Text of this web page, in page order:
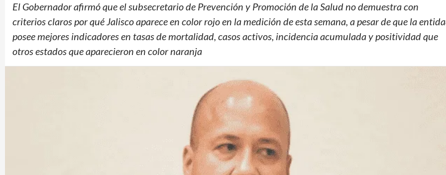
El Gobernador afirmó que el subsecretario de Prevención y Promoción de la Salud no demuestra con
criterios claros por qué Jalisco aparece en color rojo en la medición de esta semana, a pesar de que la
posee mejores indicadores en tasas de mortalidad, casos activos, incidencia acumulada y positividad que
otros estados que aparecieron en color naranja
2026
1 día ago